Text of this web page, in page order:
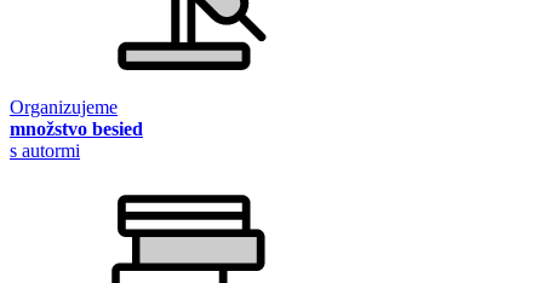
Organizujeme
množstvo besied
s autormi